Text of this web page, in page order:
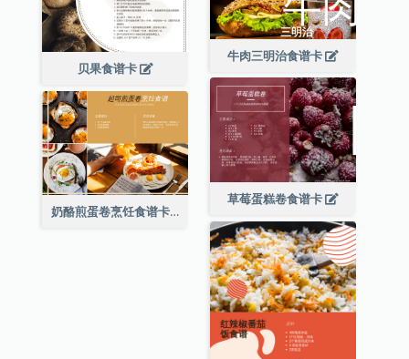
牛肉三明治食谱卡
贝果食谱卡
草莓蛋糕卷食谱卡
奶酪煎蛋卷烹饪食谱卡